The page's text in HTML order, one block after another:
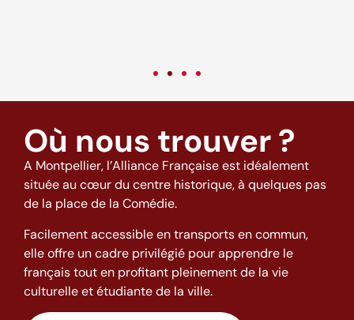
Où nous trouver ?
A Montpellier, l’Alliance Française est idéalement
située au cœur du centre historique, à quelques pas
de la place de la Comédie.
Facilement accessible en transports en commun,
elle offre un cadre privilégié pour apprendre le
français tout en profitant pleinement de la vie
culturelle et étudiante de la ville.